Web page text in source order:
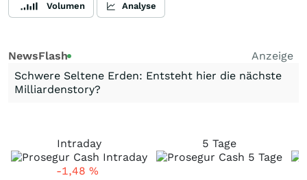
Volumen Analyse
NewsFlash
Anzeige
Schwere Seltene Erden: Entsteht hier die nächste
Milliardenstory?
Intraday
-1,48 %
5 Tage